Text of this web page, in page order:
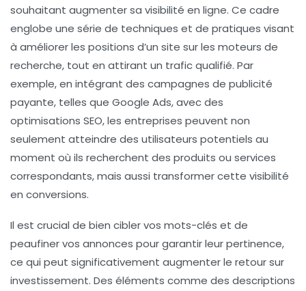
souhaitant augmenter sa visibilité en ligne. Ce cadre
englobe une série de techniques et de pratiques visant
à améliorer les positions d’un site sur les moteurs de
recherche, tout en attirant un trafic qualifié. Par
exemple, en intégrant des campagnes de publicité
payante, telles que Google Ads, avec des
optimisations SEO, les entreprises peuvent non
seulement atteindre des utilisateurs potentiels au
moment où ils recherchent des produits ou services
correspondants, mais aussi transformer cette visibilité
en conversions.
Il est crucial de bien cibler vos mots-clés et de
peaufiner vos annonces pour garantir leur pertinence,
ce qui peut significativement augmenter le retour sur
investissement. Des éléments comme des descriptions